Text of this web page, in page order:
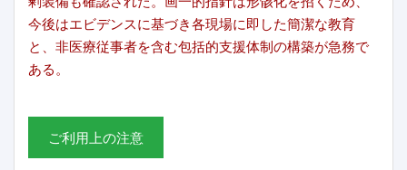
今後はエビデンスに基づき各現場に即した簡潔な教育
と、非医療従事者を含む包括的支援体制の構築が急務で
ある。
ご利用上の注意